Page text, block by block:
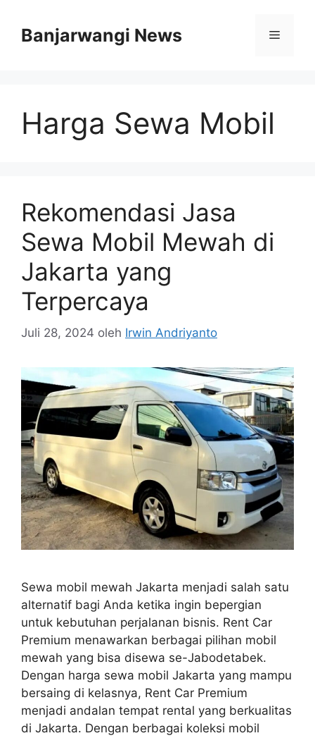
Banjarwangi News Menu
Harga Sewa Mobil
Rekomendasi Jasa
Sewa Mobil Mewah di
Jakarta yang
Terpercaya
Juli 28, 2024 oleh Irwin Andriyanto
Sewa mobil mewah Jakarta menjadi salah satu
alternatif bagi Anda ketika ingin bepergian
untuk kebutuhan perjalanan bisnis. Rent Car
Premium menawarkan berbagai pilihan mobil
mewah yang bisa disewa se-Jabodetabek.
Dengan harga sewa mobil Jakarta yang mampu
bersaing di kelasnya, Rent Car Premium
menjadi andalan tempat rental yang berkualitas
di Jakarta. Dengan berbagai koleksi mobil